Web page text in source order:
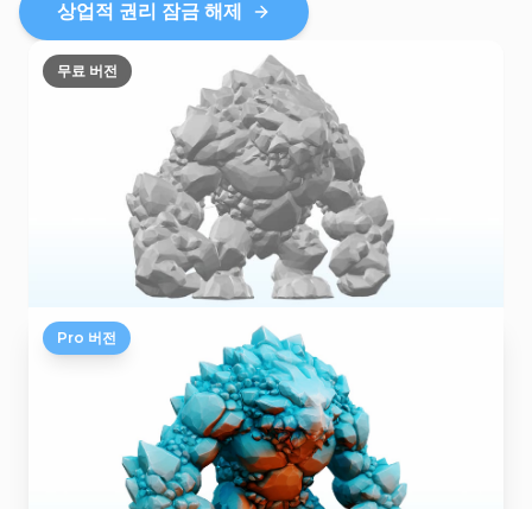
상업적 권리 잠금 해제
무료 버전
Pro 버전